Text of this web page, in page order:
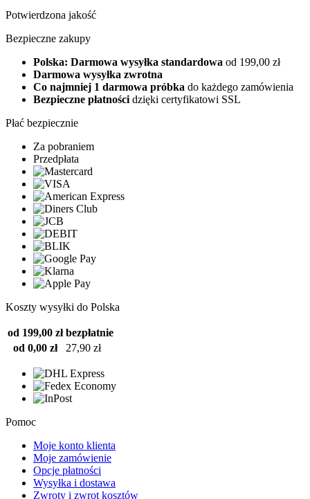
Potwierdzona jakość
Bezpieczne zakupy
Polska: Darmowa wysyłka standardowa od 199,00 zł
Darmowa wysyłka zwrotna
Co najmniej 1 darmowa próbka do każdego zamówienia
Bezpieczne płatności dzięki certyfikatowi SSL
Płać bezpiecznie
Za pobraniem
Przedpłata
Koszty wysyłki do Polska
od 199,00 zł bezpłatnie
od 0,00 zł
27,90 zł
Pomoc
Moje konto klienta
Moje zamówienie
Opcje płatności
Wysyłka i dostawa
Zwroty i zwrot kosztów